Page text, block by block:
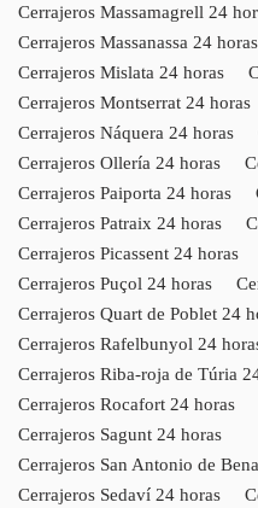
Cerrajeros Massamagrell 24
Cerrajeros Massanassa 24 horas
Cerrajeros Mislata 24 horas
Cerrajeros Montserrat 24 horas
Cerrajeros Náquera 24 horas
Cerrajeros Ollería 24 horas
Cerrajeros Paiporta 24 horas
Cerrajeros Patraix 24 horas
Cerrajeros Picassent 24 horas
Cerrajeros Puçol 24 horas
Cerrajeros Quart de Poblet 24
Cerrajeros Rafelbunyol 24
Cerrajeros Riba-roja de Túria
Cerrajeros Rocafort 24 horas
Cerrajeros Sagunt 24 horas
Cerrajeros San Antonio de
Cerrajeros Sedaví 24 horas